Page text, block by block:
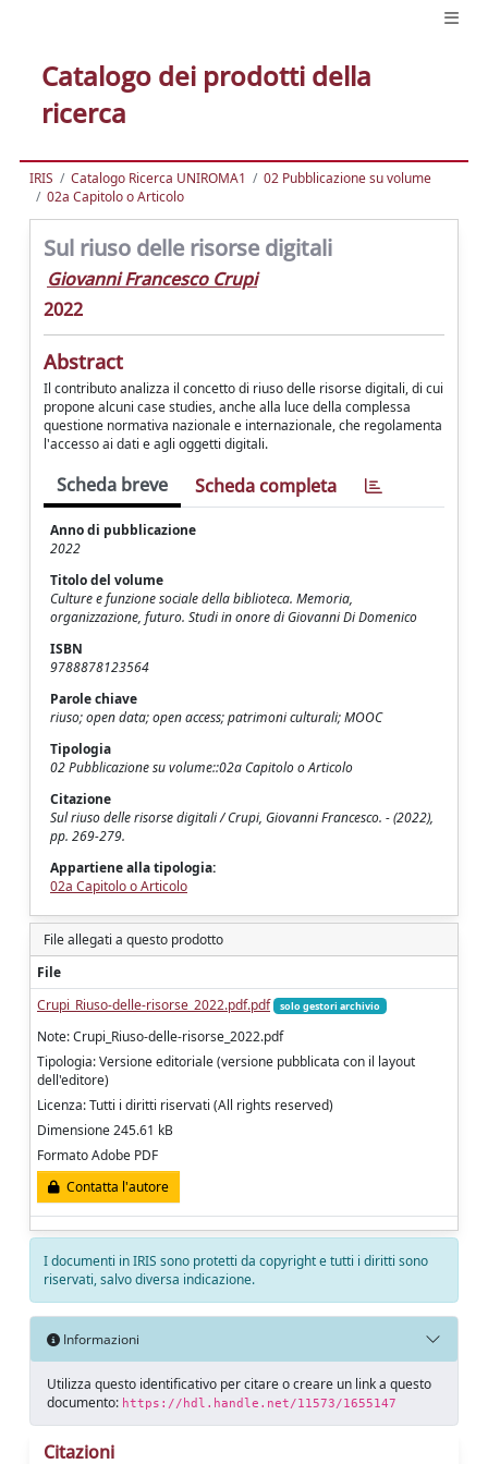
Catalogo dei prodotti della
ricerca
IRIS Catalogo Ricerca UNIROMA1
02 Pubblicazione su volume
02a Capitolo o Articolo
Sul riuso delle risorse digitali
Giovanni Francesco Crupi
2022
Abstract
Il contributo analizza il concetto di riuso delle risorse digitali, di cui
propone alcuni case studies, anche alla luce della complessa
questione normativa nazionale e internazionale, che regolamenta
l'accesso ai dati e agli oggetti digitali.
Scheda breve Scheda completa
Anno di pubblicazione
2022
Titolo del volume
Culture e funzione sociale della biblioteca. Memoria,
organizzazione, futuro. Studi in onore di Giovanni Di Domenico
ISBN
9788878123564
Parole chiave
riuso; open data; open access; patrimoni culturali; MOOC
Tipologia
02 Pubblicazione su volume::02a Capitolo o Articolo
Citazione
Sul riuso delle risorse digitali / Crupi, Giovanni Francesco. - (2022),
pp. 269-279.
Appartiene alla tipologia:
02a Capitolo o Articolo
File allegati a questo prodotto
File
Crupi_Riuso-delle-risorse_2022.pdf.pdf
solo gestori archivio
Note: Crupi_Riuso-delle-risorse_2022.pdf
Tipologia: Versione editoriale (versione pubblicata con il layout
dell'editore)
Licenza: Tutti i diritti riservati (All rights reserved)
Dimensione 245.61 kB
Formato Adobe PDF
Contatta l'autore
I documenti in IRIS sono protetti da copyright e tutti i diritti sono
riservati, salvo diversa indicazione.
Informazioni
Utilizza questo identificativo per citare o creare un link a questo
documento: https://hdl.handle.net/11573/1655147
Citazioni